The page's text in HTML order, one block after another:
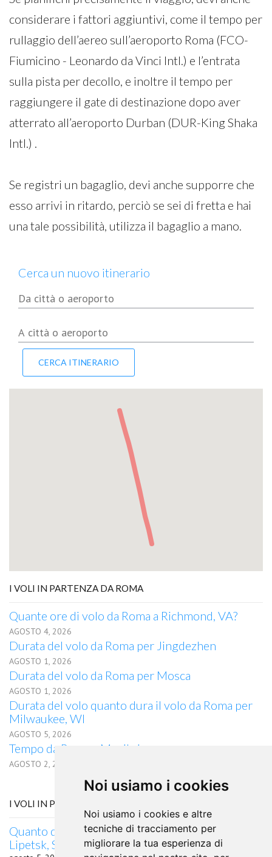
Noi usiamo i cookies
Noi usiamo i cookies e altre
tecniche di tracciamento per
migliorare la tua esperienza di
considerare i fattori aggiuntivi, come il tempo per
rullaggio dell’aereo sull’aeroporto Roma (FCO-
Fiumicino - Leonardo da Vinci Intl.) e l’entrata
sulla pista per decollo, e inoltre il tempo per
raggiungere il gate di destinazione dopo aver
atterrato all’aeroporto Durban (DUR-King Shaka
Intl.) .
Se registri un bagaglio, devi anche supporre che
esso arrivi in ritardo, perciò se sei di fretta e hai
una tale possibilità, utilizza il bagaglio a mano.
Cerca un nuovo itinerario
I VOLI IN PARTENZA DA ROMA
Quante ore di volo da Roma a Richmond, VA?
AGOSTO 4, 2026
Durata del volo da Roma per Jingdezhen
AGOSTO 1, 2026
Durata del volo da Roma per Mosca
AGOSTO 1, 2026
Durata del volo quanto dura il volo da Roma per
Milwaukee, WI
AGOSTO 5, 2026
Tempo da Roma a Manila in aereo
AGOSTO 2, 2026
I VOLI IN PARTENZA DA DURBAN
Quanto dura il volo da Durban, Russia per
Lipetsk, Sudafrica